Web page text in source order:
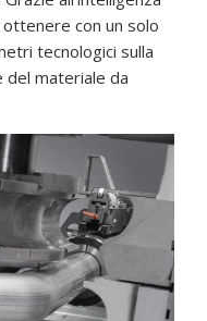
con un solo
tecnologici sulla
materiale da